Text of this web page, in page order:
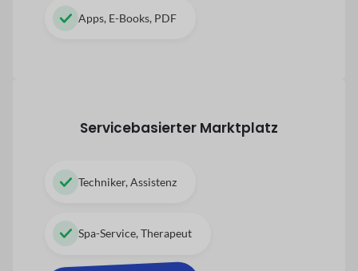
Apps, E-Books, PDF
Servicebasierter Marktplatz
Techniker, Assistenz
Spa-Service, Therapeut